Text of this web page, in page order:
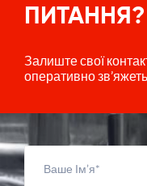
ПИТАННЯ?
Залиште свої
оперативно